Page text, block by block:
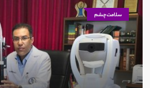
سلامت چشم